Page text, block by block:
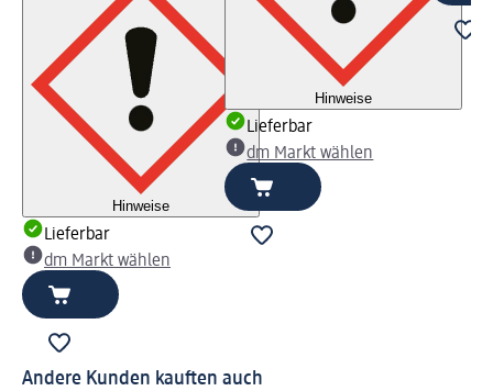
Hinweise
Lieferbar
dm Markt wählen
Hinweise
Lieferbar
dm Markt wählen
Andere Kunden kauften auch